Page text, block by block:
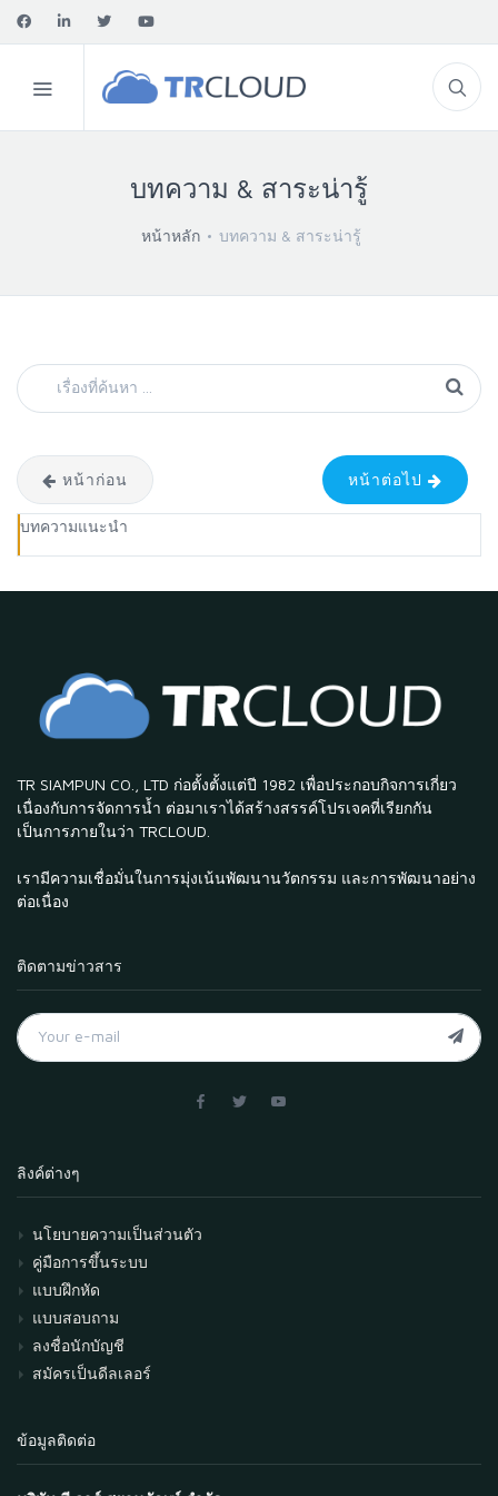
บทความ & สาระน่ารู้
หน้าหลัก บทความ & สาระน่ารู้
หน้าก่อน หน้าต่อไป
บทความแนะนำ
TR SIAMPUN CO., LTD ก่อตั้งตั้งแต่ปี 1982 เพื่อประกอบกิจการเกี่ยว
เนื่องกับการจัดการน้ำ ต่อมาเราได้สร้างสรรค์โปรเจคที่เรียกกัน
เป็นการภายในว่า TRCLOUD.
เรามีความเชื่อมั่นในการมุ่งเน้นพัฒนานวัตกรรม และการพัฒนาอย่าง
ต่อเนื่อง
ติดตามข่าวสาร
ลิงค์ต่างๆ
นโยบายความเป็นส่วนตัว
คู่มือการขึ้นระบบ
แบบฝึกหัด
แบบสอบถาม
ลงชื่อนักบัญชี
สมัครเป็นดีลเลอร์
ข้อมูลติดต่อ